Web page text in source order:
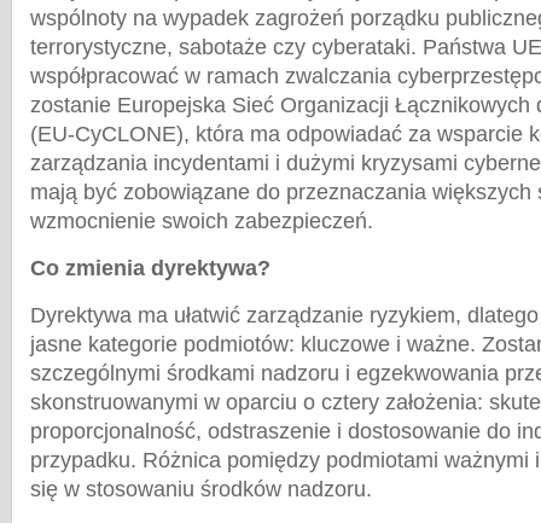
wspólnoty na wypadek zagrożeń porządku
terrorystyczne, sabotaże czy cyberataki. Państwa
współpracować w ramach zwalczania
zostanie Europejska Sieć Organizacji Łącznikowych
(EU-CyCLONE), która ma odpowiadać za wsparcie
zarządzania incydentami i dużymi kryzysami
mają być zobowiązane do przeznaczania większych
wzmocnienie swoich zabezpieczeń.
Co zmienia dyrektywa?
Dyrektywa ma ułatwić zarządzanie ryzykiem,
jasne kategorie podmiotów: kluczowe i ważne.
szczególnymi środkami nadzoru i egzekwowania
skonstruowanymi w oparciu o cztery założenia:
proporcjonalność, odstraszenie i dostosowanie do
przypadku. Różnica pomiędzy podmiotami ważnymi
się w stosowaniu środków nadzoru.